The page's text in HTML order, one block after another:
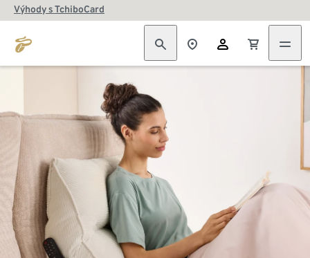
Výhody s TchiboCard